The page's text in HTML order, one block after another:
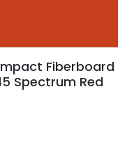
Fiberboard
Spectrum Red